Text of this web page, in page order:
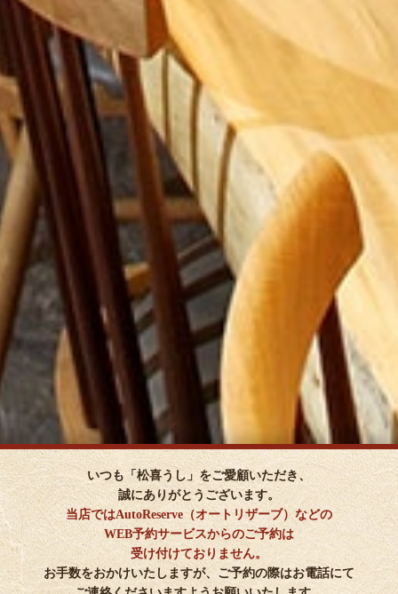
いつも「松喜うし」をご愛顧いただき、
誠にありがとうございます。
当店ではAutoReserve（オートリザーブ）などの
WEB予約サービスからのご予約は
受け付けておりません。
お手数をおかけいたしますが、ご予約の際はお電話にて